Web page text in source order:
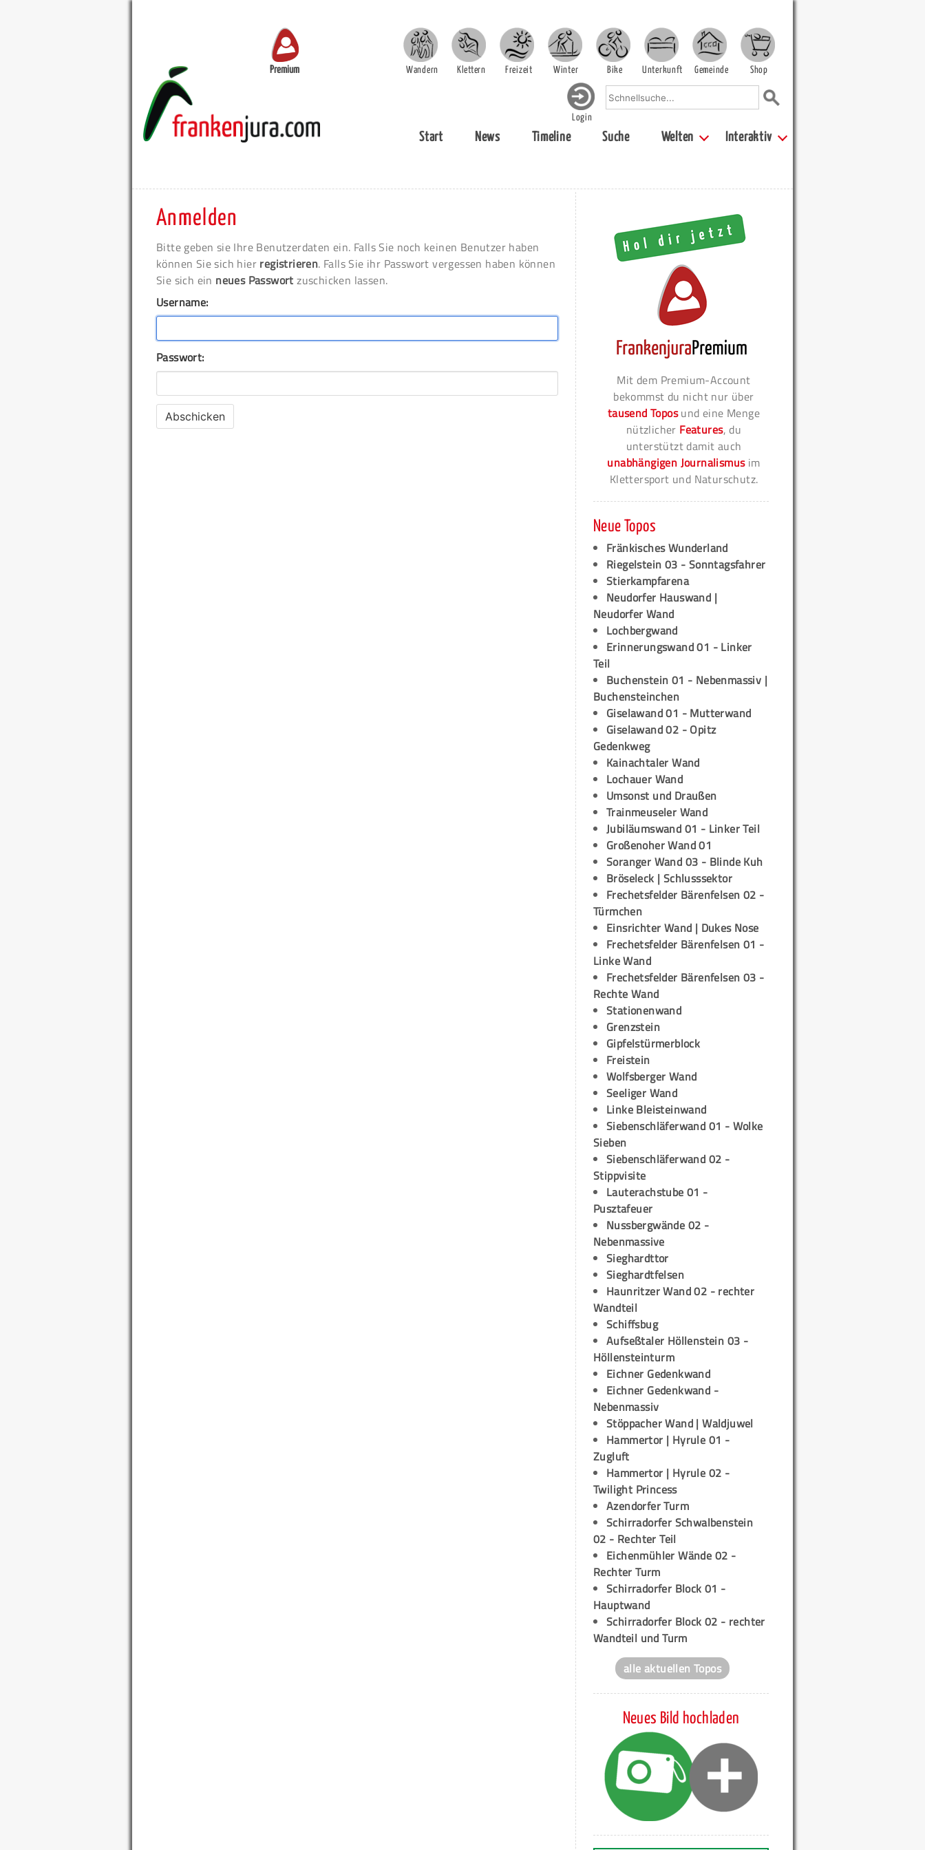
Premium Wandern Klettern Freizeit Winter Bike Unterkunft Gemeinde Shop
Login
Start News Timeline Suche Welten Interaktiv
Anmelden
Bitte geben sie Ihre Benutzerdaten ein. Falls Sie noch keinen Benutzer haben
können Sie sich hier registrieren. Falls Sie ihr Passwort vergessen haben können
Sie sich ein neues Passwort zuschicken lassen.
Username:
Passwort:
Mit dem Premium-Account
bekommst du nicht nur über
tausend Toposund eine Menge
nützlicher Features, du
unterstützt damit auch
unabhängigen Journalismusim
Klettersport und Naturschutz.
Neue Topos
Fränkisches Wunderland
Riegelstein 03 - Sonntagsfahrer
Stierkampfarena
Neudorfer Hauswand |
Neudorfer Wand
Lochbergwand
Erinnerungswand 01 - Linker
Teil
Buchenstein 01 - Nebenmassiv |
Buchensteinchen
Giselawand 01 - Mutterwand
Giselawand 02 - Opitz
Gedenkweg
Kainachtaler Wand
Lochauer Wand
Umsonst und Draußen
Trainmeuseler Wand
Jubiläumswand 01 - Linker Teil
Großenoher Wand 01
Soranger Wand 03 - Blinde Kuh
Bröseleck | Schlusssektor
Frechetsfelder Bärenfelsen 02 -
Türmchen
Einsrichter Wand | Dukes Nose
Frechetsfelder Bärenfelsen 01 -
Linke Wand
Frechetsfelder Bärenfelsen 03 -
Rechte Wand
Stationenwand
Grenzstein
Gipfelstürmerblock
Freistein
Wolfsberger Wand
Seeliger Wand
Linke Bleisteinwand
Siebenschläferwand 01 - Wolke
Sieben
Siebenschläferwand 02 -
Stippvisite
Lauterachstube 01 -
Pusztafeuer
Nussbergwände 02 -
Nebenmassive
Sieghardttor
Sieghardtfelsen
Haunritzer Wand 02 - rechter
Wandteil
Schiffsbug
Aufseßtaler Höllenstein 03 -
Höllensteinturm
Eichner Gedenkwand
Eichner Gedenkwand -
Nebenmassiv
Stöppacher Wand | Waldjuwel
Hammertor | Hyrule 01 -
Zugluft
Hammertor | Hyrule 02 -
Twilight Princess
Azendorfer Turm
Schirradorfer Schwalbenstein
02 - Rechter Teil
Eichenmühler Wände 02 -
Rechter Turm
Schirradorfer Block 01 -
Hauptwand
Schirradorfer Block 02 - rechter
Wandteil und Turm
alle aktuellen Topos
Neues Bild hochladen